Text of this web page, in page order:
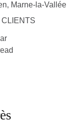
Marne-la-Vallée